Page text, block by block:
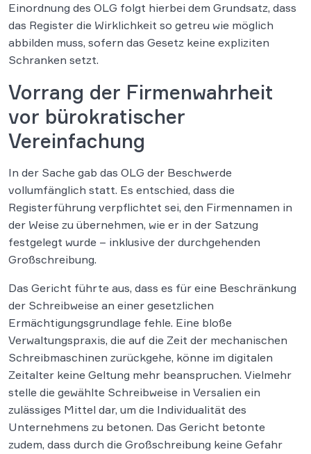
Einordnung des OLG folgt hierbei dem Grundsatz, dass
das Register die Wirklichkeit so getreu wie möglich
abbilden muss, sofern das Gesetz keine expliziten
Schranken setzt.
Vorrang der Firmenwahrheit
vor bürokratischer
Vereinfachung
In der Sache gab das OLG der Beschwerde
vollumfänglich statt. Es entschied, dass die
Registerführung verpflichtet sei, den Firmennamen in
der Weise zu übernehmen, wie er in der Satzung
festgelegt wurde – inklusive der durchgehenden
Großschreibung.
Das Gericht führte aus, dass es für eine Beschränkung
der Schreibweise an einer gesetzlichen
Ermächtigungsgrundlage fehle. Eine bloße
Verwaltungspraxis, die auf die Zeit der mechanischen
Schreibmaschinen zurückgehe, könne im digitalen
Zeitalter keine Geltung mehr beanspruchen. Vielmehr
stelle die gewählte Schreibweise in Versalien ein
zulässiges Mittel dar, um die Individualität des
Unternehmens zu betonen. Das Gericht betonte
zudem, dass durch die Großschreibung keine Gefahr